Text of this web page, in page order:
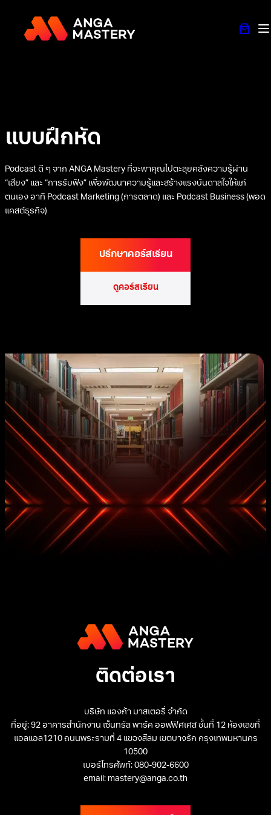
แบบฝึกหัด
Podcast ดี ๆ จาก ANGA Mastery ที่จะพาคุณไปตะลุยคลังความรู้ผ่าน
“เสียง” และ “การรับฟัง” เพื่อพัฒนาความรู้และสร้างแรงบันดาลใจให้แก่
ตนเอง อาทิ Podcast Marketing (การตลาด) และ Podcast Business (พอด
แคสต์ธุรกิจ)
ปรึกษาคอร์สเรียน
ดูคอร์สเรียน
ติดต่อเรา
บริษัท แองก้า มาสเตอรี่ จำกัด
ที่อยู่: 92 อาคารสำนักงาน เซ็นทรัล พาร์ค ออฟฟิศเศส ชั้นที่ 12 ห้องเลขที่
แอลแอล1210 ถนนพระรามที่ 4 แขวงสีลม เขตบางรัก กรุงเทพมหานคร
10500
เบอร์โทรศัพท์: 080-902-6600
email: mastery@anga.co.th